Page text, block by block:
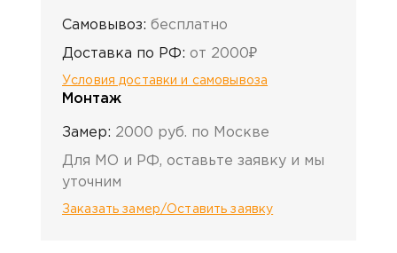
Самовывоз: бесплатно
Доставка по РФ: от 2000₽
Условия доставки и самовывоза
Монтаж
Замер: 2000 руб. по Москве
Для МО и РФ, оставьте заявку и мы
уточним
Заказать замер/Оставить заявку